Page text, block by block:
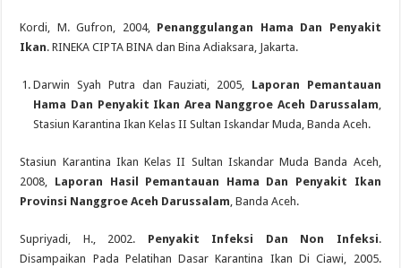
Kordi, M. Gufron, 2004, Penanggulangan Hama Dan Penyakit
Ikan. RINEKA CIPTA BINA dan Bina Adiaksara, Jakarta.
Darwin Syah Putra dan Fauziati, 2005, Laporan Pemantauan
Hama Dan Penyakit Ikan Area Nanggroe Aceh Darussalam
Stasiun Karantina Ikan Kelas II Sultan Iskandar Muda, Banda Aceh.
Stasiun Karantina Ikan Kelas II Sultan Iskandar Muda Banda Aceh,
2008, Laporan Hasil Pemantauan Hama Dan Penyakit Ikan
Provinsi Nanggroe Aceh Darussalam , Banda Aceh.
Supriyadi, H., 2002. Penyakit Infeksi Dan Non Infeksi.
Disampaikan Pada Pelatihan Dasar Karantina Ikan Di Ciawi, 2005.